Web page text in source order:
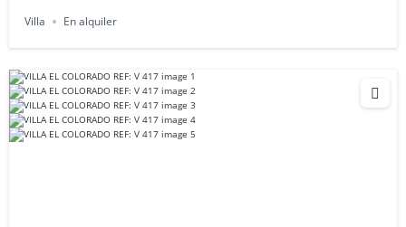
Villa En alquiler